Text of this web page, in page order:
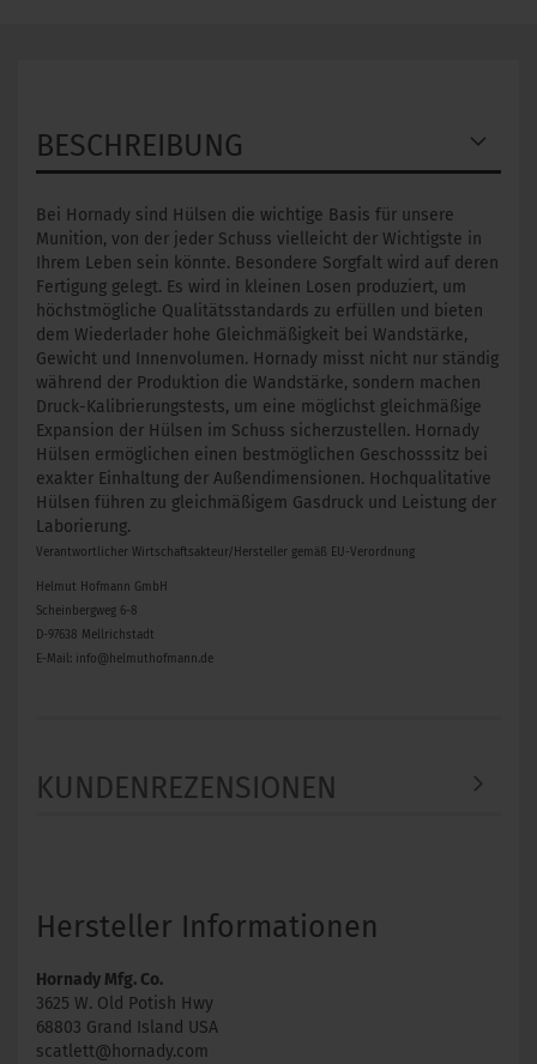
BESCHREIBUNG
Bei Hornady sind Hülsen die wichtige Basis für unsere
Munition, von der jeder Schuss vielleicht der Wichtigste in
Ihrem Leben sein könnte. Besondere Sorgfalt wird auf deren
Fertigung gelegt. Es wird in kleinen Losen produziert, um
höchstmögliche Qualitätsstandards zu erfüllen und bieten
dem Wiederlader hohe Gleichmäßigkeit bei Wandstärke,
Gewicht und Innenvolumen. Hornady misst nicht nur ständig
während der Produktion die Wandstärke, sondern machen
Druck-Kalibrierungstests, um eine möglichst gleichmäßige
Expansion der Hülsen im Schuss sicherzustellen. Hornady
Hülsen ermöglichen einen bestmöglichen Geschosssitz bei
exakter Einhaltung der Außendimensionen. Hochqualitative
Hülsen führen zu gleichmäßigem Gasdruck und Leistung der
Laborierung.
Verantwortlicher Wirtschaftsakteur/Hersteller gemäß EU-Verordnung
Helmut Hofmann GmbH
Scheinbergweg 6-8
D-97638 Mellrichstadt
E-Mail: info@helmuthofmann.de
KUNDENREZENSIONEN
Hersteller Informationen
Hornady Mfg. Co.
3625 W. Old Potish Hwy
68803 Grand Island USA
scatlett@hornady.com